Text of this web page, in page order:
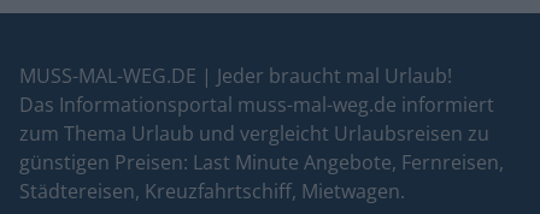
MUSS-MAL-WEG.DE | Jeder braucht mal Urlaub!
Das Informationsportal muss-mal-weg.de informiert
zum Thema Urlaub und vergleicht Urlaubsreisen zu
günstigen Preisen: Last Minute Angebote, Fernreisen,
Städtereisen, Kreuzfahrtschiff, Mietwagen.